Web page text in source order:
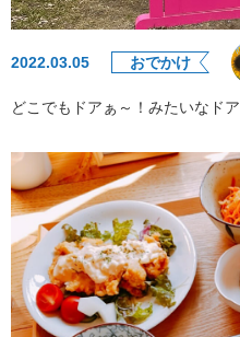
2022.03.05 おでかけ
どこでもドアぁ～！みたいなドア